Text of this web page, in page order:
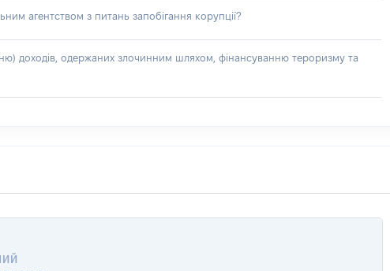
агентством з питань запобігання корупції?
доходів, одержаних злочинним шляхом, фінансуванню тероризму та